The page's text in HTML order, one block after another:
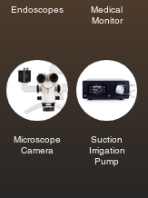
Endoscopes
Medical
Monitor
Microscope
Camera
Suction
Irrigation
Pump